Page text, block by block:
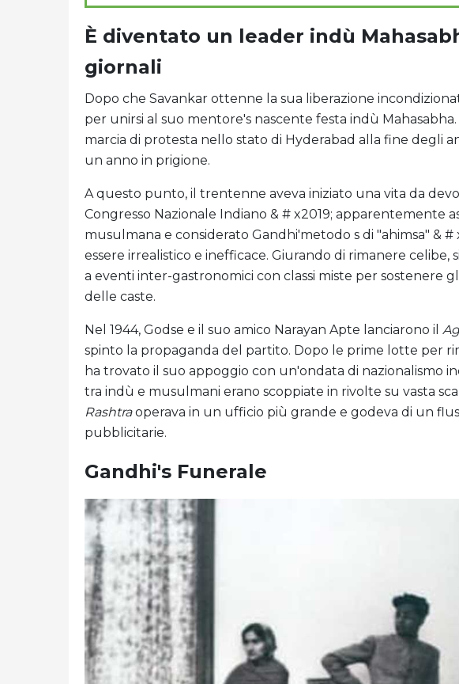
È diventato un leader indù
giornali
Dopo che Savankar ottenne la sua liberazione
per unirsi al suo mentore's nascente festa indù
marcia di protesta nello stato di Hyderabad alla fine degli
un anno in prigione.
A questo punto, il trentenne aveva iniziato una vita da
Congresso Nazionale Indiano & # x2019; apparentemente
musulmana e considerato Gandhi'metodo s di "ahimsa" & #
essere irrealistico e inefficace. Giurando di rimanere celibe,
a eventi inter-gastronomici con classi miste per sostenere
delle caste.
Nel 1944, Godse e il suo amico Narayan Apte lanciarono il
spinto la propaganda del partito. Dopo le prime lotte per
ha trovato il suo appoggio con un'ondata di nazionalismo
tra indù e musulmani erano scoppiate in rivolte su vasta
Rashtraoperava in un ufficio più grande e godeva di un
pubblicitarie.
Gandhi's Funerale